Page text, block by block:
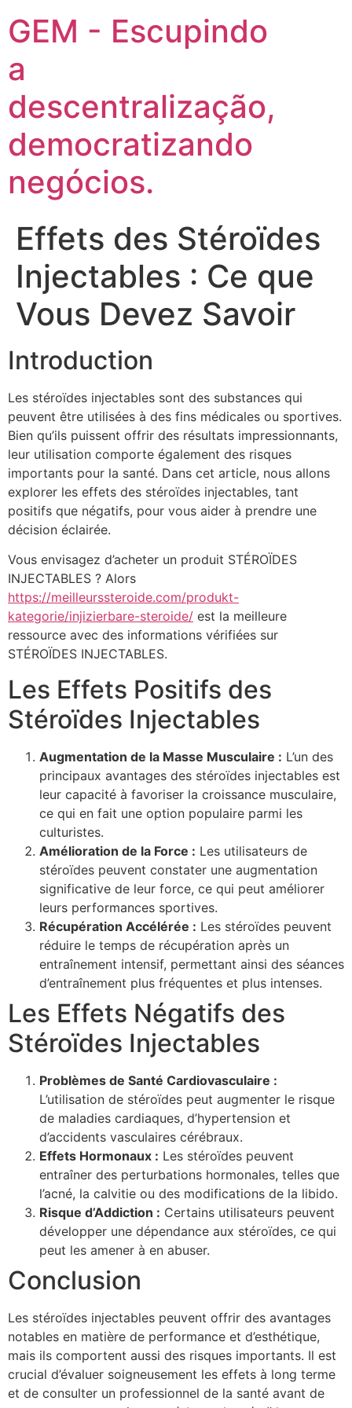
GEM - Escupindo
a
descentralização,
democratizando
negócios.
Effets des Stéroïdes
Injectables : Ce que
Vous Devez Savoir
Introduction
Les stéroïdes injectables sont des substances qui
peuvent être utilisées à des fins médicales ou sportives.
Bien qu’ils puissent offrir des résultats impressionnants,
leur utilisation comporte également des risques
importants pour la santé. Dans cet article, nous allons
explorer les effets des stéroïdes injectables, tant
positifs que négatifs, pour vous aider à prendre une
décision éclairée.
Vous envisagez d’acheter un produit STÉROÏDES
INJECTABLES ? Alors
https://meilleurssteroide.com/produkt-
kategorie/injizierbare-steroide/ est la meilleure
ressource avec des informations vérifiées sur
STÉROÏDES INJECTABLES.
Les Effets Positifs des
Stéroïdes Injectables
Augmentation de la Masse Musculaire : L’un des
principaux avantages des stéroïdes injectables est
leur capacité à favoriser la croissance musculaire,
ce qui en fait une option populaire parmi les
culturistes.
Amélioration de la Force : Les utilisateurs de
stéroïdes peuvent constater une augmentation
significative de leur force, ce qui peut améliorer
leurs performances sportives.
Récupération Accélérée : Les stéroïdes peuvent
réduire le temps de récupération après un
entraînement intensif, permettant ainsi des séances
d’entraînement plus fréquentes et plus intenses.
Les Effets Négatifs des
Stéroïdes Injectables
Problèmes de Santé Cardiovasculaire :
L’utilisation de stéroïdes peut augmenter le risque
de maladies cardiaques, d’hypertension et
d’accidents vasculaires cérébraux.
Effets Hormonaux : Les stéroïdes peuvent
entraîner des perturbations hormonales, telles que
l’acné, la calvitie ou des modifications de la libido.
Risque d’Addiction : Certains utilisateurs peuvent
développer une dépendance aux stéroïdes, ce qui
peut les amener à en abuser.
Conclusion
Les stéroïdes injectables peuvent offrir des avantages
notables en matière de performance et d’esthétique,
mais ils comportent aussi des risques importants. Il est
crucial d’évaluer soigneusement les effets à long terme
et de consulter un professionnel de la santé avant de